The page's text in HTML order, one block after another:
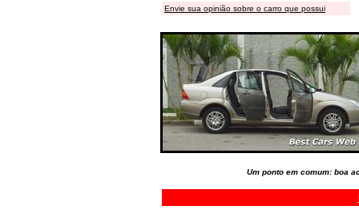
Envie sua opinião sobre o carro que possui
Um ponto em comum: boa